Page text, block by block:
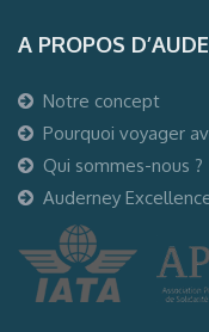
A PROPOS
Notre concept
Pourquoi voyager
Qui sommes-nous ?
Auderney